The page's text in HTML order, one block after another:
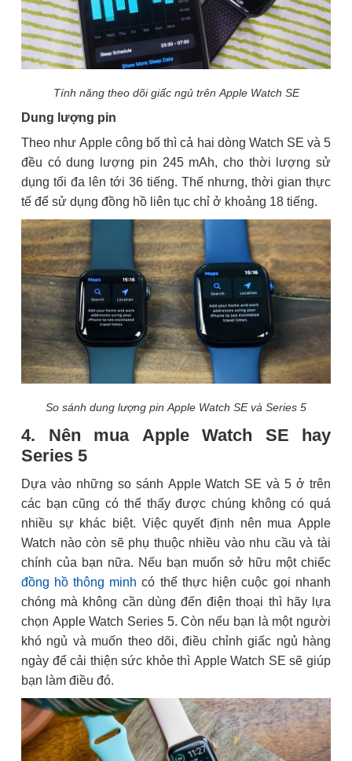
Tính năng theo dõi giấc ngủ trên Apple Watch SE
Dung lượng pin
Theo như Apple công bố thì cả hai dòng Watch SE và 5
đều có dung lượng pin 245 mAh, cho thời lượng sử
dụng tối đa lên tới 36 tiếng. Thế nhưng, thời gian thực
tế để sử dụng đồng hồ liên tục chỉ ở khoảng 18 tiếng.
So sánh dung lượng pin Apple Watch SE và Series 5
4. Nên mua Apple Watch SE hay
Series 5
Dựa vào những so sánh Apple Watch SE và 5 ở trên
các bạn cũng có thể thấy được chúng không có quá
nhiều sự khác biệt. Việc quyết định nên mua Apple
Watch nào còn sẽ phụ thuộc nhiều vào nhu cầu và tài
chính của bạn nữa. Nếu bạn muốn sở hữu một chiếc
đồng hồ thông minh có thể thực hiện cuộc gọi nhanh
chóng mà không cần dùng đến điện thoại thì hãy lựa
chọn Apple Watch Series 5. Còn nếu bạn là một người
khó ngủ và muốn theo dõi, điều chỉnh giấc ngủ hàng
ngày để cải thiện sức khỏe thì Apple Watch SE sẽ giúp
bạn làm điều đó.